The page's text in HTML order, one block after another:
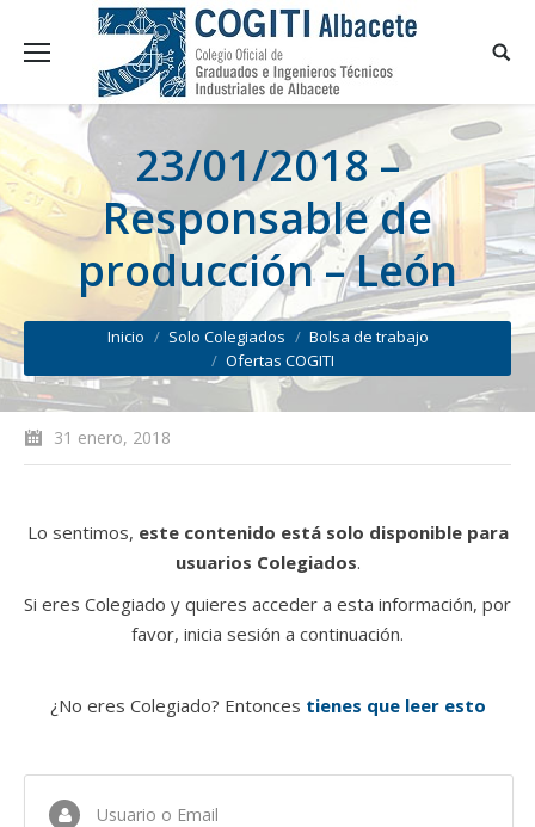
23/01/2018 –
Responsable de
producción – León
You are here:
Inicio Solo Colegiados
Bolsa de trabajo
Ofertas COGITI
31 enero, 2018
Lo sentimos, este contenido está solo disponible para
usuarios Colegiados.
Si eres Colegiado y quieres acceder a esta información, por
favor, inicia sesión a continuación.
¿No eres Colegiado? Entonces tienes que leer esto
Usuario o Email